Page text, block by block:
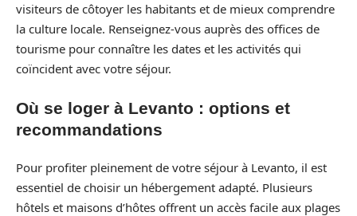
visiteurs de côtoyer les habitants et de mieux comprendre
la culture locale. Renseignez-vous auprès des offices de
tourisme pour connaître les dates et les activités qui
coïncident avec votre séjour.
Où se loger à Levanto : options et
recommandations
Pour profiter pleinement de votre séjour à Levanto, il est
essentiel de choisir un hébergement adapté. Plusieurs
hôtels et maisons d’hôtes offrent un accès facile aux plages